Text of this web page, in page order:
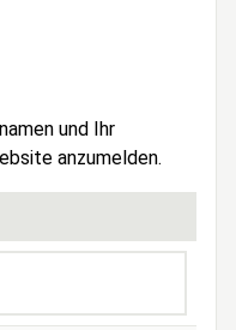
und Ihr
anzumelden.